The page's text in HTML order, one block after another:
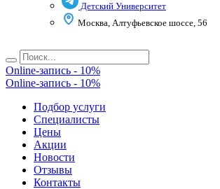
Детский Университет
Москва, Алтуфьевское шоссе, 56
Online-запись - 10%
Online-запись - 10%
Подбор услуги
Специалисты
Цены
Акции
Новости
Отзывы
Контакты